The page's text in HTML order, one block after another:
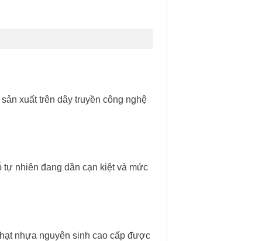
xuất trên dây truyền công nghệ
nhiên đang dần cạn kiệt và mức
nhựa nguyên sinh cao cấp được